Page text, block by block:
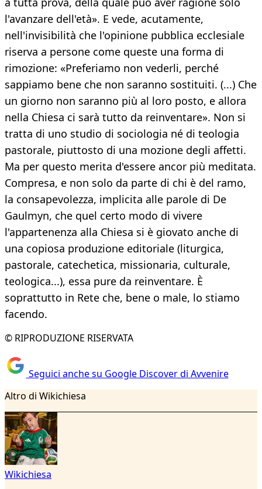
l'avanzare dell'età». E vede, acutamente,
nell'invisibilità che l'opinione pubblica ecclesiale
riserva a persone come queste una forma di
rimozione: «Preferiamo non vederli, perché
sappiamo bene che non saranno sostituiti. (...) Che
un giorno non saranno più al loro posto, e allora
nella Chiesa ci sarà tutto da reinventare». Non si
tratta di uno studio di sociologia né di teologia
pastorale, piuttosto di una mozione degli affetti.
Ma per questo merita d'essere ancor più meditata.
Compresa, e non solo da parte di chi è del ramo,
la consapevolezza, implicita alle parole di De
Gaulmyn, che quel certo modo di vivere
l'appartenenza alla Chiesa si è giovato anche di
una copiosa produzione editoriale (liturgica,
pastorale, catechetica, missionaria, culturale,
teologica...), essa pure da reinventare. È
soprattutto in Rete che, bene o male, lo stiamo
facendo.
© RIPRODUZIONE RISERVATA
Seguici anche su Google Discover di Avvenire
Altro di Wikichiesa
Wikichiesa